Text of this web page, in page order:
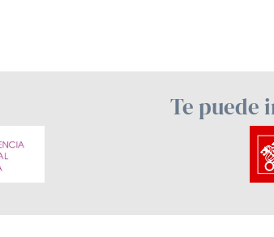
Te puede